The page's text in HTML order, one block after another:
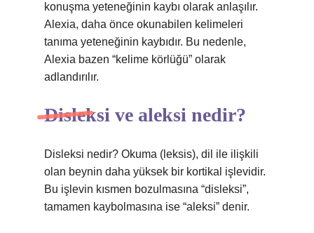
konuşma yeteneğinin kaybı olarak anlaşılır.
Alexia, daha önce okunabilen kelimeleri
tanıma yeteneğinin kaybıdır. Bu nedenle,
Alexia bazen “kelime körlüğü” olarak
adlandırılır.
Disleksi ve aleksi nedir?
Disleksi nedir? Okuma (leksis), dil ile ilişkili
olan beynin daha yüksek bir kortikal işlevidir.
Bu işlevin kısmen bozulmasına “disleksi”,
tamamen kaybolmasına ise “aleksi” denir.